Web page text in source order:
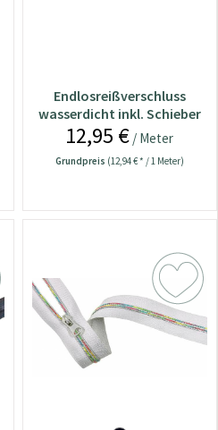
Endlosreißverschluss
wasserdicht inkl. Schieber
kariert multicolor
12,95 € / Meter
Grundpreis (12,94 € * / 1 Meter)